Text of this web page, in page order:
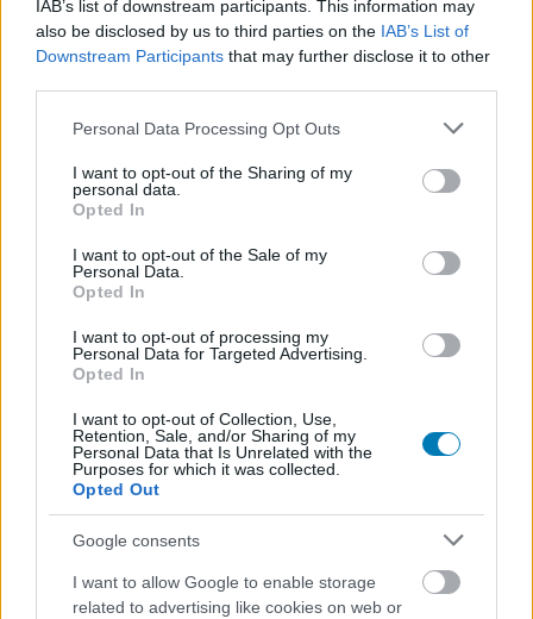
IAB’s list of downstream participants. This information may
also be disclosed by us to third parties on the IAB’s List of
Downstream Participants that may further disclose it to other
Please note that this website/app uses one or more Google
not limited to your visit or usage behaviour. You may click to
grant or deny consent to Google and its third-party tags to
use your data for below specified purposes in below Google
consent section.
Personal Data Processing Opt Outs
I want to opt-out of the Sharing of my
personal data.
Opted In
I want to opt-out of the Sale of my
Personal Data.
Opted In
I want to opt-out of processing my
Personal Data for Targeted Advertising.
Opted In
I want to opt-out of Collection, Use,
Retention, Sale, and/or Sharing of my
Personal Data that Is Unrelated with the
Purposes for which it was collected.
Opted Out
Google consents
I want to allow Google to enable storage
related to advertising like cookies on web or
Doom 3: BFG Edition szinkron(Portolás: amagony)
Jó szórakozást kívánunk hozzájuk és köszönjük a
fordítók munkáját! Ha esetleg letölthetővé vált olyan
szada@gamestar.hue-mail címre.